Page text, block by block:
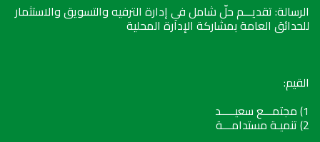
الرسالة: تقديـــم حلّ شامل في إدارة الترفيه والتسويق والاستثمار
للحدائق العامة بمشاركة الإدارة المحلية
القيم:
1) مجتمـــع سعيـــــد
2) تنميـة مستدامـــة